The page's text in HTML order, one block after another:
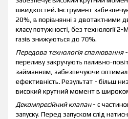
швидкостей. Інструмент
20%, в порівнянні з двотактними
класу потужності, без технології
газів знижуються до 70%.
Передова технологія спалювання
переливу закручують паливно-
займанням, забезпечуючи
ефективність. Результат - більш
високий крутний момент в
Декомпресійний клапан- є
запуску. Перед запуском слід